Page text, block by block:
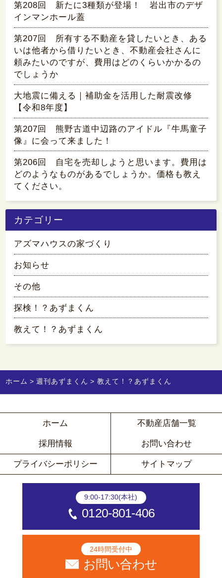
第208回 新たに3種類が登場！ 岩出市のデザ
インマンホール蓋
第207回 所有する不動産を貸したいとき、ある
いは他者から借りたいとき、不動産会社さんに
頼みたいのですが、費用はどのくらいかかるの
でしょうか
大地震に備える｜補助金を活用した耐震改修
【令和8年度】
第207回 熊野古道中辺路のアイドル『牛馬童子
像』に会って来ました！
第206回 自宅を売却しようと思います。費用は
どのようなものがあるでしょうか。価格も教え
てください。
カテゴリー
アズマハウスの家づくり
お知らせ
その他
探検！？あずまくん
教えて！？あずまくん
ホーム 週刊あずまくん 教えて！？あずまくん
ホーム 不動産店舗一覧
採用情報 お問い合わせ
プライバシーポリシー サイトマップ
9:00-17:30(本社)
0120-801-406
24時間受付中
お問い合わせ